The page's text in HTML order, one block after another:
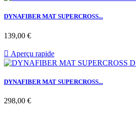
DYNAFIBER MAT SUPERCROSS...
Prix
139,00 €
 Aperçu rapide
DYNAFIBER MAT SUPERCROSS...
Prix
298,00 €